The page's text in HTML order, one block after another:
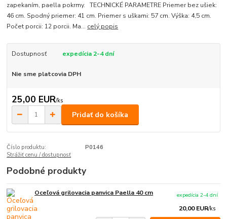
zapekaním, paella pokrmy. TECHNICKÉ PARAMETRE Priemer bez ušiek:
46 cm. Spodný priemer: 41 cm. Priemer s uškami: 57 cm. Výška: 4,5 cm.
Počet porcii: 12 porcii. Ma... celý popis
Dostupnosť expedícia 2-4 dní
Nie sme platcovia DPH
25,00 EUR/ks
Pridať do košíka
Číslo produktu:
P0146
Strážiť cenu / dostupnosť
Podobné produkty
Oceľová grilovacia panvica Paella 40 cm
20,00 EUR/ks
expedícia 2-4 dní